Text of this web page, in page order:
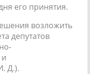
его принятия.
возложить
депутатов
Д.).